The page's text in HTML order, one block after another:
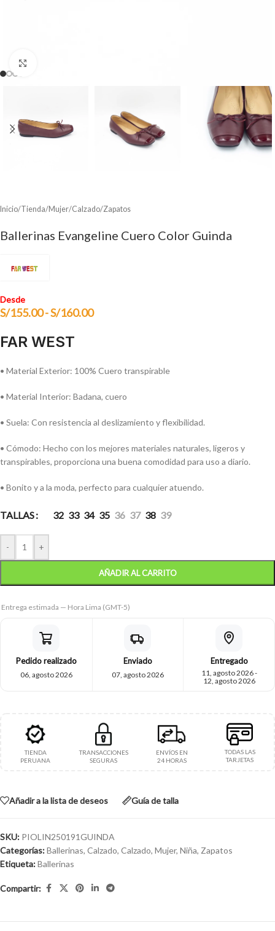
Inicio/Tienda/Mujer/Calzado/Zapatos
Ballerinas Evangeline Cuero Color Guinda
Desde
S/155.00-S/160.00
FAR WEST
• Material Exterior: 100% Cuero transpirable
• Material Interior: Badana, cuero
• Suela: Con resistencia al deslizamiento y flexibilidad.
• Cómodo: Hecho con los mejores materiales naturales, ligeros y
transpirables, proporciona una buena comodidad para uso a diario.
• Bonito y a la moda, perfecto para cualquier atuendo.
TALLAS 32 33 34 35 36 37 38 39
- +
AÑADIR AL CARRITO
Entrega estimada — Hora Lima (GMT-5)
Pedido realizado
06, agosto 2026
Enviado
07, agosto 2026
Entregado
11, agosto 2026 -
12, agosto 2026
TIENDA
PERUANA
TRANSACCIONES
SEGURAS
ENVÍOS EN
24 HORAS
TODAS LAS
TARJETAS
Añadir a la lista de deseos Guía de talla
SKU: PIOLIN250191GUINDA
Categorías:Ballerinas, Calzado, Calzado, Mujer, Niña, Zapatos
Etiqueta:Ballerinas
Compartir: